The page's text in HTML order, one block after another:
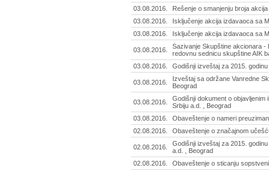
03.08.2016.
Rešenje o smanjenju broja
03.08.2016.
Isključenje akcija izdavaoca sa
03.08.2016.
Isključenje akcija izdavaoca sa
03.08.2016.
Sazivanje Skupštine akcionara -
redovnu sednicu skupštine AIK
03.08.2016.
Godišnji izveštaj za 2015.
03.08.2016.
Izveštaj sa održane Vanredne
Beograd
03.08.2016.
Godišnji dokument o
Srbiju a.d. , Beograd
03.08.2016.
Obaveštenje o nameri
02.08.2016.
Obaveštenje o značajnom
02.08.2016.
Godišnji izveštaj za 2015.
a.d. , Beograd
02.08.2016.
Obaveštenje o sticanju